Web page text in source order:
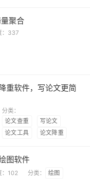
聚合
337
重软件，写论文更简
分类：
论文查重
写论文
论文工具
论文降重
图软件
102 分类： 绘图